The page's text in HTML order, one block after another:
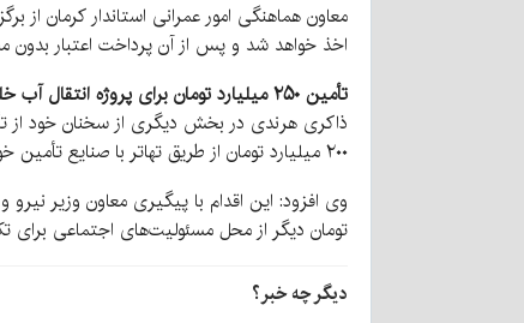
معاون هماهنگی امور عمرانی استاندار کرمان
اخذ خواهد شد و پس از آن پرداخت اعتبار
تأمین ۲۵۰ میلیارد تومان برای پروژه انتقال آب خلیج فارس
۲۰۰ میلیارد تومان از طریق تهاتر با صنایع تأمین خواهد شد.
تومان دیگر از محل مسئولیت‌های اجتماعی
دیگر چه خبر؟